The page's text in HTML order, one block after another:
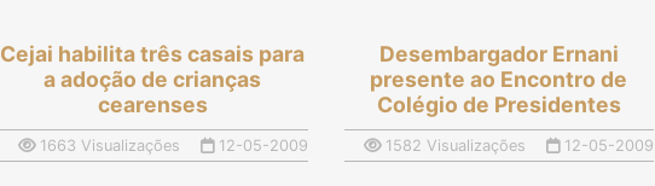
Cejai habilita três casais para
a adoção de crianças
cearenses
1663 Visualizações 12-05-2009
Desembargador Ernani
presente ao Encontro de
Colégio de Presidentes
1582 Visualizações 12-05-2009